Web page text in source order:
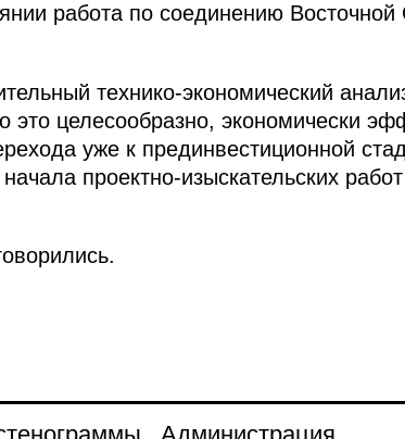
работа по соединению
технико-экономический
это целесообразно, экономически
уже к прединвестиционной
проектно-изыскательских